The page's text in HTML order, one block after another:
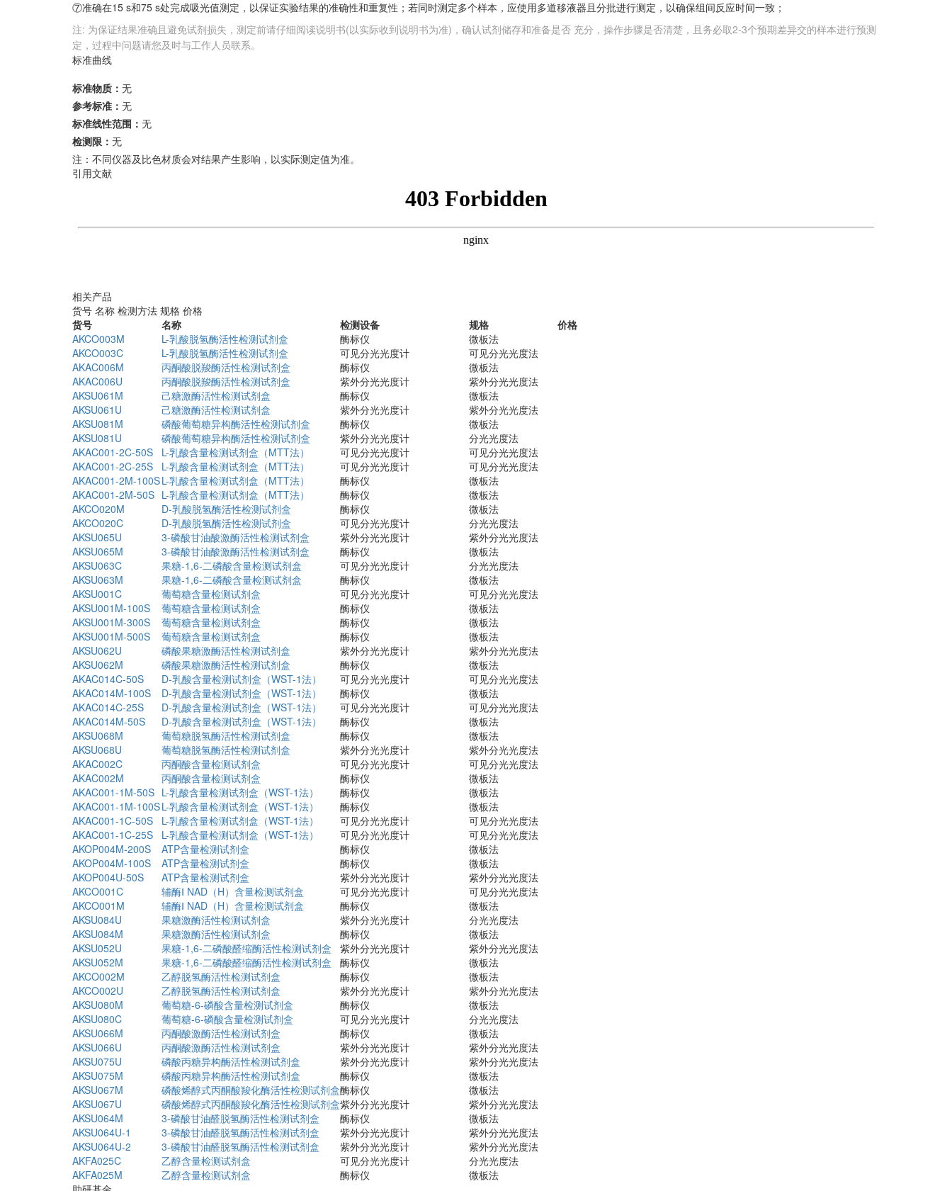
⑦准确在15 s和75 s处完成吸光值测定，以保证实验结果的准确性和重复性；若同时测定多个样本，应使用多道移液器且分批进行测定，以确保组间反应时间一致；
注: 为保证结果准确且避免试剂损失，测定前请仔细阅读说明书(以实际收到说明书为准)，确认试剂储存和准备是否 充分，操作步骤是否清楚，且务必取2-3个预期差异交的样本进行预测
定，过程中问题请您及时与工作人员联系。
标准曲线
标准物质： 无
参考标准： 无
标准线性范围： 无
检测限： 无
注：不同仪器及比色材质会对结果产生影响，以实际测定值为准。
引用文献
相关产品
货号 名称 检测方法 规格 价格
货号
名称 检测设备 规格
价格
AKCO003M
L-乳酸脱氢酶活性检测试剂盒 酶标仪
微板法
AKCO003C
L-乳酸脱氢酶活性检测试剂盒 可见分光光度计
可见分光光度法
AKAC006M
丙酮酸脱羧酶活性检测试剂盒 酶标仪
微板法
AKAC006U
丙酮酸脱羧酶活性检测试剂盒 紫外分光光度计
紫外分光光度法
AKSU061M
己糖激酶活性检测试剂盒 酶标仪
微板法
AKSU061U
己糖激酶活性检测试剂盒 紫外分光光度计
紫外分光光度法
AKSU081M
磷酸葡萄糖异构酶活性检测试剂盒 酶标仪
微板法
AKSU081U
磷酸葡萄糖异构酶活性检测试剂盒 紫外分光光度计
分光光度法
AKAC001-2C-50S
L-乳酸含量检测试剂盒（MTT法） 可见分光光度计
可见分光光度法
AKAC001-2C-25S
L-乳酸含量检测试剂盒（MTT法） 可见分光光度计
可见分光光度法
AKAC001-2M-100SL-乳酸含量检测试剂盒（MTT法） 酶标仪
微板法
AKAC001-2M-50S L-乳酸含量检测试剂盒（MTT法） 酶标仪
微板法
AKCO020M
D-乳酸脱氢酶活性检测试剂盒 酶标仪
微板法
AKCO020C
D-乳酸脱氢酶活性检测试剂盒 可见分光光度计
分光光度法
AKSU065U
3-磷酸甘油酸激酶活性检测试剂盒 紫外分光光度计
紫外分光光度法
AKSU065M
3-磷酸甘油酸激酶活性检测试剂盒 酶标仪
微板法
AKSU063C
果糖-1,6-二磷酸含量检测试剂盒 可见分光光度计
分光光度法
AKSU063M
果糖-1,6-二磷酸含量检测试剂盒 酶标仪
微板法
AKSU001C
葡萄糖含量检测试剂盒 可见分光光度计
可见分光光度法
AKSU001M-100S
葡萄糖含量检测试剂盒 酶标仪
微板法
AKSU001M-300S
葡萄糖含量检测试剂盒 酶标仪
微板法
AKSU001M-500S
葡萄糖含量检测试剂盒 酶标仪
微板法
AKSU062U
磷酸果糖激酶活性检测试剂盒 紫外分光光度计
紫外分光光度法
AKSU062M
磷酸果糖激酶活性检测试剂盒 酶标仪
微板法
AKAC014C-50S
D-乳酸含量检测试剂盒（WST-1法） 可见分光光度计
可见分光光度法
AKAC014M-100S
D-乳酸含量检测试剂盒（WST-1法） 酶标仪
微板法
AKAC014C-25S
D-乳酸含量检测试剂盒（WST-1法） 可见分光光度计
可见分光光度法
AKAC014M-50S
D-乳酸含量检测试剂盒（WST-1法） 酶标仪
微板法
AKSU068M
葡萄糖脱氢酶活性检测试剂盒 酶标仪
微板法
AKSU068U
葡萄糖脱氢酶活性检测试剂盒 紫外分光光度计
紫外分光光度法
AKAC002C
丙酮酸含量检测试剂盒 可见分光光度计
可见分光光度法
AKAC002M
丙酮酸含量检测试剂盒 酶标仪
微板法
AKAC001-1M-50S L-乳酸含量检测试剂盒（WST-1法） 酶标仪
微板法
AKAC001-1M-100SL-乳酸含量检测试剂盒（WST-1法） 酶标仪
微板法
AKAC001-1C-50S
L-乳酸含量检测试剂盒（WST-1法） 可见分光光度计
可见分光光度法
AKAC001-1C-25S
L-乳酸含量检测试剂盒（WST-1法） 可见分光光度计
可见分光光度法
AKOP004M-200S
ATP含量检测试剂盒 酶标仪
微板法
AKOP004M-100S
ATP含量检测试剂盒 酶标仪
微板法
AKOP004U-50S
ATP含量检测试剂盒 紫外分光光度计
紫外分光光度法
AKCO001C
辅酶Ⅰ NAD（H）含量检测试剂盒 可见分光光度计
可见分光光度法
AKCO001M
辅酶Ⅰ NAD（H）含量检测试剂盒 酶标仪
微板法
AKSU084U
果糖激酶活性检测试剂盒 紫外分光光度计
分光光度法
AKSU084M
果糖激酶活性检测试剂盒 酶标仪
微板法
AKSU052U
果糖-1,6-二磷酸醛缩酶活性检测试剂盒 紫外分光光度计
紫外分光光度法
AKSU052M
果糖-1,6-二磷酸醛缩酶活性检测试剂盒 酶标仪
微板法
AKCO002M
乙醇脱氢酶活性检测试剂盒 酶标仪
微板法
AKCO002U
乙醇脱氢酶活性检测试剂盒 紫外分光光度计
紫外分光光度法
AKSU080M
葡萄糖-6-磷酸含量检测试剂盒 酶标仪
微板法
AKSU080C
葡萄糖-6-磷酸含量检测试剂盒 可见分光光度计
分光光度法
AKSU066M
丙酮酸激酶活性检测试剂盒 酶标仪
微板法
AKSU066U
丙酮酸激酶活性检测试剂盒 紫外分光光度计
紫外分光光度法
AKSU075U
磷酸丙糖异构酶活性检测试剂盒 紫外分光光度计
紫外分光光度法
AKSU075M
磷酸丙糖异构酶活性检测试剂盒 酶标仪
微板法
AKSU067M
磷酸烯醇式丙酮酸羧化酶活性检测试剂盒酶标仪
微板法
AKSU067U
磷酸烯醇式丙酮酸羧化酶活性检测试剂盒紫外分光光度计
紫外分光光度法
AKSU064M
3-磷酸甘油醛脱氢酶活性检测试剂盒 酶标仪
微板法
AKSU064U-1
3-磷酸甘油醛脱氢酶活性检测试剂盒 紫外分光光度计
紫外分光光度法
AKSU064U-2
3-磷酸甘油醛脱氢酶活性检测试剂盒 紫外分光光度计
紫外分光光度法
AKFA025C
乙醇含量检测试剂盒 可见分光光度计
分光光度法
AKFA025M
乙醇含量检测试剂盒 酶标仪
微板法